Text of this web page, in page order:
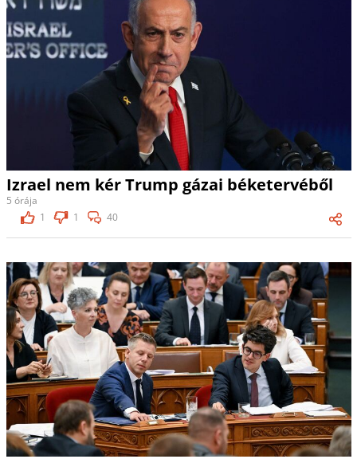
Izrael nem kér Trump gázai béketervéből
5 órája
1
1 40